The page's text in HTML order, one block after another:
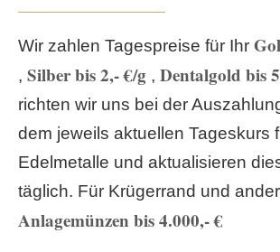
Wir zahlen Tagespreise für Ihr
, Silber bis 2,- €/g, Dentalgold bis
richten wir uns bei der
dem jeweils aktuellen Tageskurs
Edelmetalle und aktualisieren
täglich. Für Krügerrand und
Anlagemünzen bis 4.000,- €